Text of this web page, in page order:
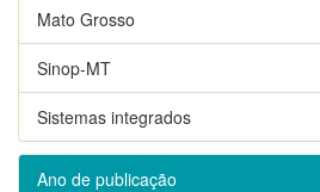
Mato Grosso
Sinop-MT
Sistemas integrados
Ano de publicação